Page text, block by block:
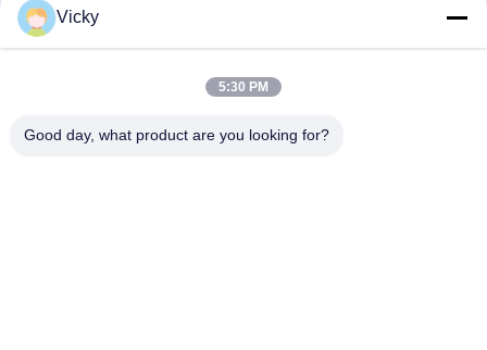
दोहरी सीएस QSFP + ट्रांसीवर DWDM 80KM 100G SMF QSFP28-100G-
ZR4 FTTH के लिए
एलसी 30 केएम 40 जी ईआर 4 क्यूएसएफपी + ट्रांसीवर एलवीटीटीएल फाइबर
Vicky
5:30 PM
Good day, what product are you looking for?